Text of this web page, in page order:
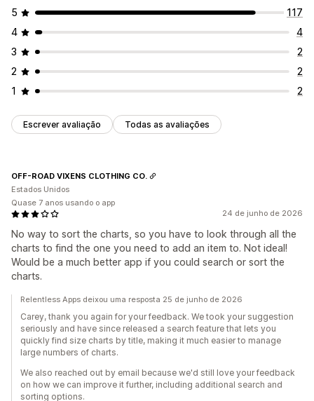
5
117
4
4
3
2
2
2
1
2
Escrever avaliação Todas as avaliações
24 de junho de 2026
No way to sort the charts, so you have to look through all the
charts to find the one you need to add an item to. Not ideal!
Would be a much better app if you could search or sort the
charts.
OFF-ROAD VIXENS CLOTHING CO.
Estados Unidos
Quase 7 anos usando o app
Relentless Apps deixou uma resposta 25 de junho de 2026
Carey, thank you again for your feedback. We took your suggestion
seriously and have since released a search feature that lets you
quickly find size charts by title, making it much easier to manage
large numbers of charts.
We also reached out by email because we'd still love your feedback
on how we can improve it further, including additional search and
sorting options.